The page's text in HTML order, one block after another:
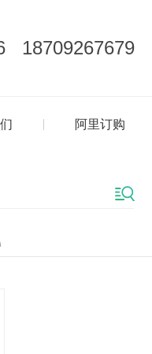
18709267679
阿里订购